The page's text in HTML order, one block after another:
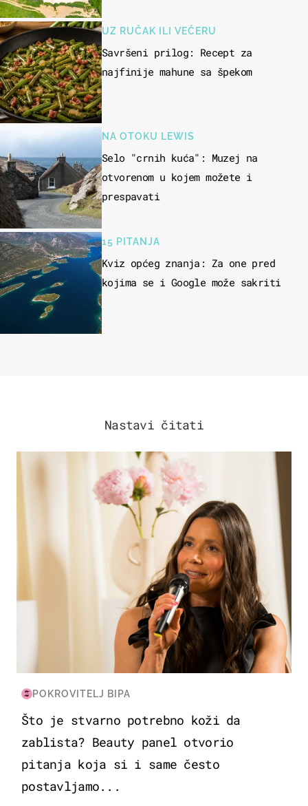
UZ RUČAK ILI VEČERU
Savršeni prilog: Recept za
najfinije mahune sa špekom
NA OTOKU LEWIS
Selo "crnih kuća": Muzej na
otvorenom u kojem možete i
prespavati
15 PITANJA
Kviz općeg znanja: Za one pred
kojima se i Google može sakriti
Nastavi čitati
MODA & LJEPOTA
POKROVITELJ BIPA
Što je stvarno potrebno koži da
zablista? Beauty panel otvorio
pitanja koja si i same često
postavljamo...